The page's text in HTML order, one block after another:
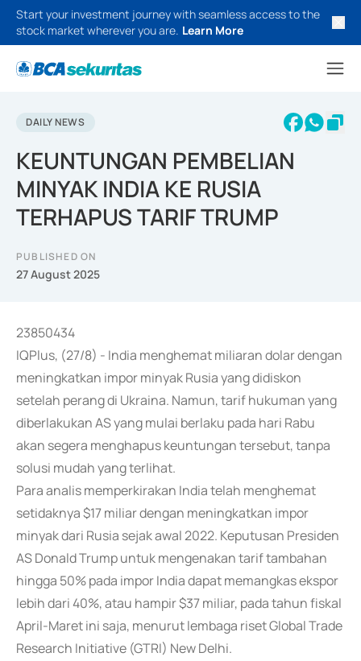
Start your investment journey with seamless access to the
stock market wherever you are. Learn More
DAILY NEWS
KEUNTUNGAN PEMBELIAN
MINYAK INDIA KE RUSIA
TERHAPUS TARIF TRUMP
PUBLISHED ON
27 August 2025
23850434
IQPlus, (27/8) - India menghemat miliaran dolar dengan
meningkatkan impor minyak Rusia yang didiskon
setelah perang di Ukraina. Namun, tarif hukuman yang
diberlakukan AS yang mulai berlaku pada hari Rabu
akan segera menghapus keuntungan tersebut, tanpa
solusi mudah yang terlihat.
Para analis memperkirakan India telah menghemat
setidaknya $17 miliar dengan meningkatkan impor
minyak dari Rusia sejak awal 2022. Keputusan Presiden
AS Donald Trump untuk mengenakan tarif tambahan
hingga 50% pada impor India dapat memangkas ekspor
lebih dari 40%, atau hampir $37 miliar, pada tahun fiskal
April-Maret ini saja, menurut lembaga riset Global Trade
Research Initiative (GTRI) New Delhi.